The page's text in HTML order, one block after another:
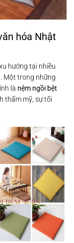
hóa Nhật
hướng tại nhiều
Một trong những
là nệm ngồi bệt
thẩm mỹ, sự tối